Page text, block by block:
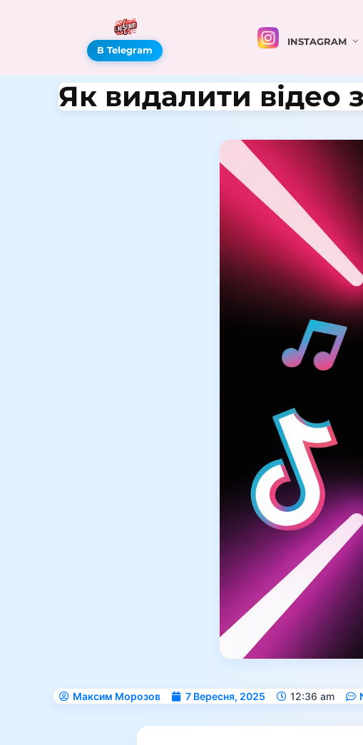
В Telegram
INSTAGRAM
Як видалити відео з
Максим Морозов 7 Вересня, 2025 12:36 am